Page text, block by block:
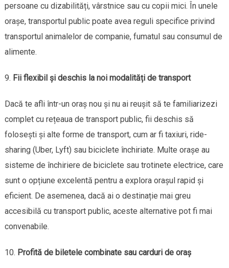
persoane cu dizabilități, vârstnice sau cu copii mici. În unele
orașe, transportul public poate avea reguli specifice privind
transportul animalelor de companie, fumatul sau consumul de
alimente.
Fii flexibil și deschis la noi modalități de transport
Dacă te afli într-un oraș nou și nu ai reușit să te familiarizezi
complet cu rețeaua de transport public, fii deschis să
folosești și alte forme de transport, cum ar fi taxiuri, ride-
sharing (Uber, Lyft) sau biciclete închiriate. Multe orașe au
sisteme de închiriere de biciclete sau trotinete electrice, care
sunt o opțiune excelentă pentru a explora orașul rapid și
eficient. De asemenea, dacă ai o destinație mai greu
accesibilă cu transport public, aceste alternative pot fi mai
convenabile.
Profită de biletele combinate sau carduri de oraș